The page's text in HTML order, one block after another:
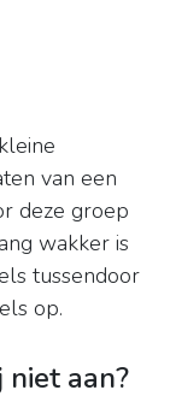
van een
deze groep
wakker is
tussendoor
op.
aan?